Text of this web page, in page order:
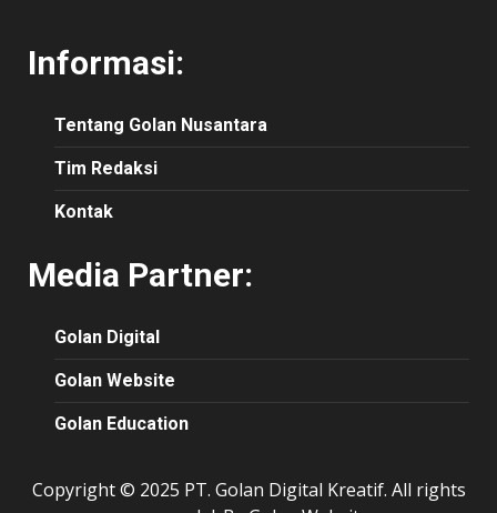
Informasi:
Tentang Golan Nusantara
Tim Redaksi
Kontak
Media Partner:
Golan Digital
Golan Website
Golan Education
Copyright © 2025 PT. Golan Digital Kreatif. All rights